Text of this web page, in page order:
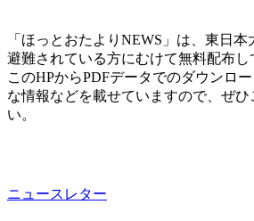
「ほっとおたよりNEWS」は、東日
避難されている方にむけて無料配布し
このHPからPDFデータでのダウンロ
な情報などを載せていますので、ぜひ
い。
ニュースレター